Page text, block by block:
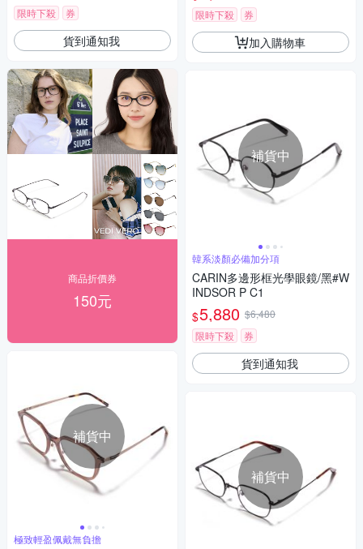
限時下殺 券
貨到通知我
商品折價券
150元
補貨中
極致輕盈佩戴無負擔
限時下殺 券
加入購物車
補貨中
韓系淡顏必備加分項
CARIN多邊形框光學眼鏡/黑#W
INDSOR P C1
$5,880 $6,480
限時下殺
券
貨到通知我
補貨中